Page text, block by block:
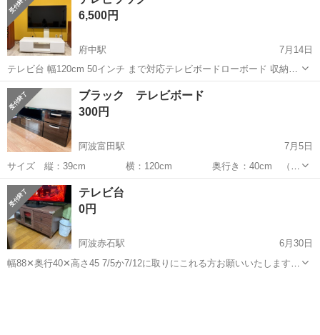
収納 できま...
6,500円
府中駅
7月14日
テレビ台 幅120cm 50インチ まで対応テレビボードローボード 収納付
き 背面収納 キャスター付き 前板鏡面タイプ ホワイト 多少の使用感は
ありますが ほぼほぼ綺麗です
徳島 徳島市 府中駅 収納家具
ブラック テレビボード
300円
阿波富田駅
7月5日
サイズ 縦：39cm 横：120cm 奥行き：40cm （大
体です） 状態 右上の引出しが割れており、外れる時があります。
ボンド等で補修すれば難なく使用できるかもしれませんが、そのまま
のお渡しとなります。...
徳島 徳島市 阿波富田駅
テレビ台
0円
阿波赤石駅
6月30日
幅88‪✕‬奥行40‪✕‬高さ45 7/5か7/12に取りにこれる方お願いいたします